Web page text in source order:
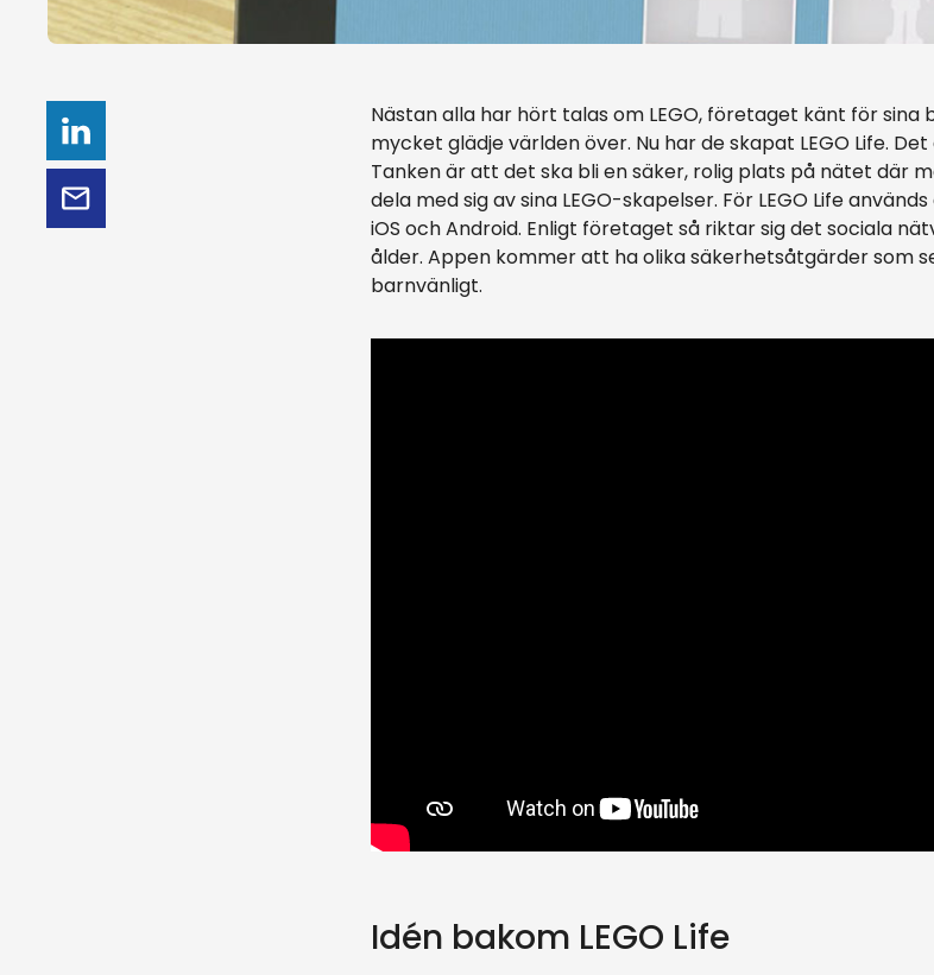
Nästan alla har hört talas om LEGO, företaget känt för
mycket glädje världen över. Nu har de skapat LEGO Life.
Tanken är att det ska bli en säker, rolig plats på nätet där
dela med sig av sina LEGO-skapelser. För LEGO Life
iOS och Android. Enligt företaget så riktar sig det sociala
ålder. Appen kommer att ha olika säkerhetsåtgärder som
barnvänligt.
Idén bakom LEGO Life